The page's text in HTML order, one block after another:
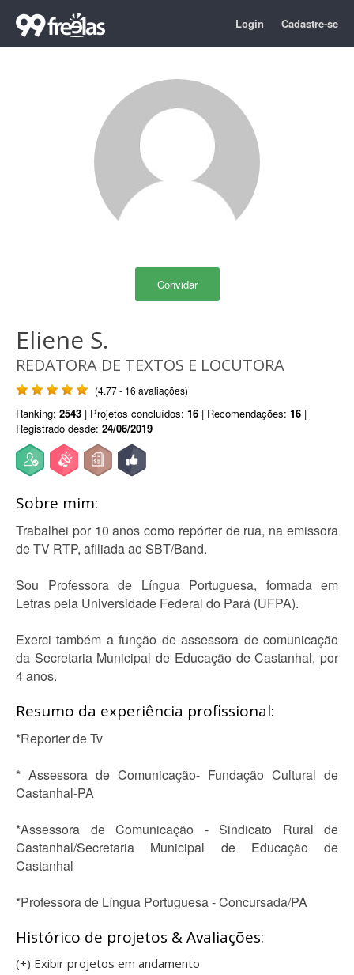
Login Cadastre-se
Convidar
Eliene S.
REDATORA DE TEXTOS E LOCUTORA
(4.77 - 16 avaliações)
Ranking: 2543 | Projetos concluídos: 16 | Recomendações: 16 |
Registrado desde: 24/06/2019
Sobre mim:
Trabalhei por 10 anos como repórter de rua, na emissora
de TV RTP, afiliada ao SBT/Band.
Sou Professora de Língua Portuguesa, formada em
Letras pela Universidade Federal do Pará (UFPA).
Exerci também a função de assessora de comunicação
da Secretaria Municipal de Educação de Castanhal, por
4 anos.
Resumo da experiência profissional:
*Reporter de Tv
* Assessora de Comunicação- Fundação Cultural de
Castanhal-PA
*Assessora de Comunicação - Sindicato Rural de
Castanhal/Secretaria Municipal de Educação de
Castanhal
*Professora de Língua Portuguesa - Concursada/PA
Histórico de projetos & Avaliações:
(+) Exibir projetos em andamento